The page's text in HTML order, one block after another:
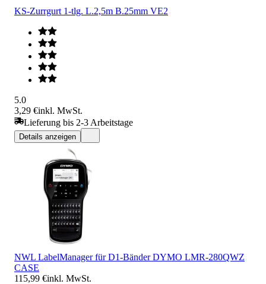
KS-Zurrgurt 1-tlg. L.2,5m B.25mm VE2
5.0
3,29 €inkl. MwSt.
Lieferung bis 2-3 Arbeitstage
Details anzeigen
NWL LabelManager für D1-Bänder DYMO LMR-280QWZ
CASE
115,99 €inkl. MwSt.